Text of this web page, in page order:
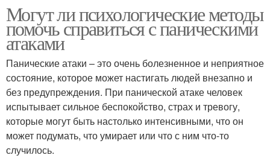
Могут ли психологические методы
помочь справиться с паническими
атаками
Панические атаки – это очень болезненное и неприятное
состояние, которое может настигать людей внезапно и
без предупреждения. При панической атаке человек
испытывает сильное беспокойство, страх и тревогу,
которые могут быть настолько интенсивными, что он
может подумать, что умирает или что с ним что-то
случилось.